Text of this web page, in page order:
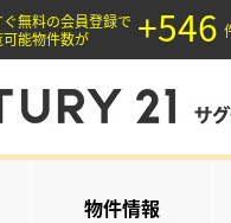
無料の会員登録で
可能物件数が
+546
物件情報